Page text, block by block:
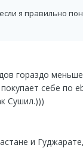
я правильно
гораздо
себе по
Сушил.)))
и